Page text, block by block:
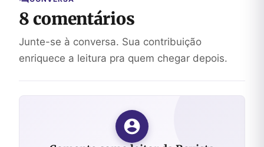
8 comentários
Junte-se à conversa. Sua contribuição
enriquece a leitura pra quem chegar depois.